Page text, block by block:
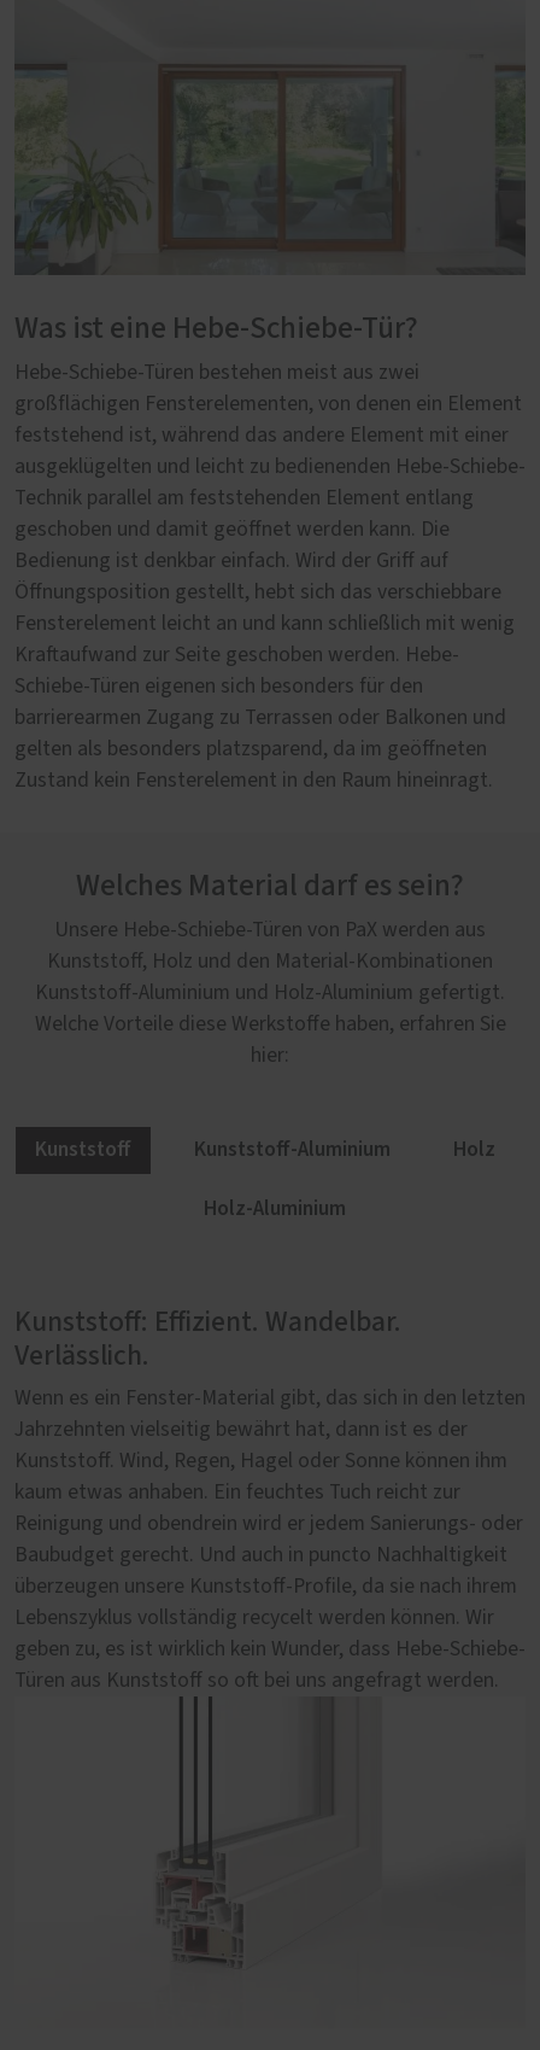
Was ist eine Hebe-Schiebe-Tür?
Hebe-Schiebe-Türen bestehen meist aus zwei
großflächigen Fensterelementen, von denen ein Element
feststehend ist, während das andere Element mit einer
ausgeklügelten und leicht zu bedienenden Hebe-Schiebe-
Technik parallel am feststehenden Element entlang
geschoben und damit geöffnet werden kann. Die
Bedienung ist denkbar einfach. Wird der Griff auf
Öffnungsposition gestellt, hebt sich das verschiebbare
Fensterelement leicht an und kann schließlich mit wenig
Kraftaufwand zur Seite geschoben werden. Hebe-
Schiebe-Türen eigenen sich besonders für den
barrierearmen Zugang zu Terrassen oder Balkonen und
gelten als besonders platzsparend, da im geöffneten
Zustand kein Fensterelement in den Raum hineinragt.
Welches Material darf es sein?
Unsere Hebe-Schiebe-Türen von PaX werden aus
Kunststoff, Holz und den Material-Kombinationen
Kunststoff-Aluminium und Holz-Aluminium gefertigt.
Welche Vorteile diese Werkstoffe haben, erfahren Sie
hier:
Kunststoff Kunststoff-Aluminium
Holz
Holz-Aluminium
Kunststoff: Effizient. Wandelbar.
Verlässlich.
Wenn es ein Fenster-Material gibt, das sich in den letzten
Jahrzehnten vielseitig bewährt hat, dann ist es der
Kunststoff. Wind, Regen, Hagel oder Sonne können ihm
kaum etwas anhaben. Ein feuchtes Tuch reicht zur
Reinigung und obendrein wird er jedem Sanierungs- oder
Baubudget gerecht. Und auch in puncto Nachhaltigkeit
überzeugen unsere Kunststoff-Profile, da sie nach ihrem
Lebenszyklus vollständig recycelt werden können. Wir
geben zu, es ist wirklich kein Wunder, dass Hebe-Schiebe-
Türen aus Kunststoff so oft bei uns angefragt werden.
Kunststoff-Aluminium: Modern. Stabil.
Ästhetisch.
Warum ist eine Hebe-Schiebe-Tür aus Kunststoff besser,
wenn sie von außen mit einer Aluminiumschale verkleidet
wird? Wegen des modernen Erscheinungsbildes, der
zusätzlichen Freiheit bei der äußeren Farbgestaltung,
dem besseren Schutz vor Witterungseinflüssen, der
längeren Lebensdauer oder der leichten Pflege? Suchen
Sie sich Ihr Argument aus. Wir sind schon jetzt überzeugt.
Holz: Charakterstark. Authentisch.
Natürlich.
Mit Holz setzen Sie auf ein Material, das seit
Jahrhunderten beim Bau von Häusern eingesetzt wird.
Authentisch und natürlich zugleich, ist Holz ein
Werkstoff, der Ihre Hebe-Schiebe-Tür zu etwas
Einzigartigem macht. Denn nur bei Holz haben Sie innen
wie außen diese besondere Maserung und die
unvergleichliche Haptik von einem Werkstoff direkt aus
der Natur. Bei uns wählen Sie aus fünf erstklassigen
Holzsorten, haben freie Hand bei der optischen
Gestaltung und können darüber hinaus Ihre Hebe-
Holz-Aluminium: Besonders. Beständig.
Behaglich.
Wenn zwei Werkstoffe sich so gut ergänzen wie Holz und
Aluminium, dann entsteht etwas Herausragendes: Eine
Hebe-Schiebe-Tür, die nach außen hin modern erscheint
und besonders gut vor jeglichen Wetterlagen geschützt
ist, während sie im Wohnbereich gleichzeitig behaglich
und natürlich wirkt. Nicht umsonst sind unsere Hebe-
Schiebe-Türen aus Holz-Aluminium von PaX mit das
Beste, was wir in Sachen Fenstern zu bieten haben.